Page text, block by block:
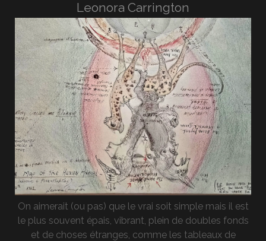
Leonora Carrington
On aimerait (ou pas) que le vrai soit simple mais il est
le plus souvent épais, vibrant, plein de doubles fonds
et de choses étranges, comme les tableaux de